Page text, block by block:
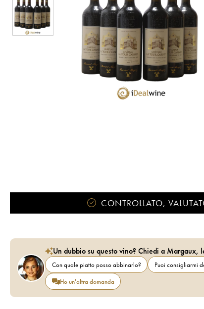
CONTROLLATO,
Un dubbio su questo vino? Chiedi a Margaux,
Con quale piatto posso abbinarlo? Puoi consigliarmi
Ho un'altra domanda